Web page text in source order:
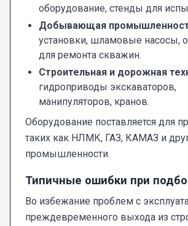
оборудование, стенды для
Добывающая
установки, шламовые насосы,
для ремонта скважин.
Строительная и дорожная
гидроприводы экскаваторов,
манипуляторов, кранов.
Оборудование поставляется для
таких как НЛМК, ГАЗ, КАМАЗ и
промышленности.
Типичные ошибки при
Во избежание проблем с
преждевременного выхода из